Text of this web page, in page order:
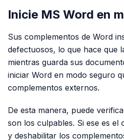
Inicie MS Word en
Sus complementos de Word
defectuosos, lo que hace que
mientras guarda sus
iniciar Word en modo seguro
complementos externos.
De esta manera, puede
son los culpables. Si ese es el
y deshabilitar los